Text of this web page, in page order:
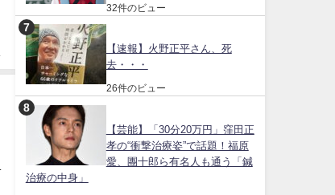
32件のビュー
【速報】火野正平さん、死
去・・・
26件のビュー
【芸能】「30分20万円」窪田正
孝の“衝撃治療姿”で話題！福原
愛、團十郎ら有名人も通う「鍼
治療の中身」